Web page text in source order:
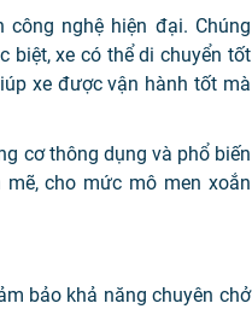
nghệ hiện đại. Chúng
biệt, xe có thể di chuyển tốt
xe được vận hành tốt mà
cơ thông dụng và phổ biến
mẽ, cho mức mô men xoắn
bảo khả năng chuyên chở